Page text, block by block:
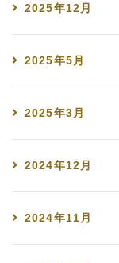
2025年12月
2025年5月
2025年3月
2024年12月
2024年11月